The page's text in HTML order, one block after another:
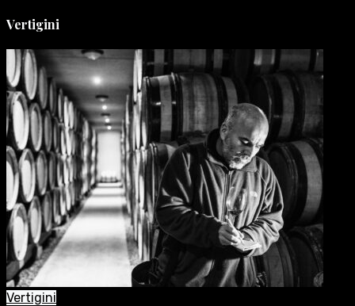
Vertigini
Vertigini